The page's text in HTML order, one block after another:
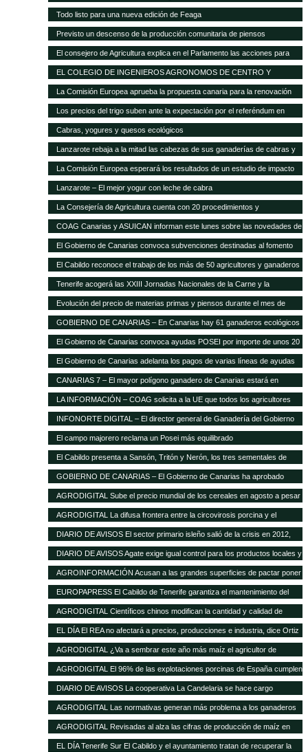
reivindicación al respeto del reglamento europeo sobre el POSEI
Todo listo para una nueva edición de Feaga
Previsto un descenso de la producción comunitaria de piensos
compuestos en 2014
El consejero de Agricultura explica en el Parlamento las acciones para
mejorar la situación de la ganadería canaria
EL COLEGIO DE INGENIEROS AGRONOMOS DE CENTRO Y
CANARIAS ofrece una sesión gratuita sobre Bioseguridad y gestión de
las explotaciones en ganadería
La Comisión Europea aprueba la propuesta canaria para la renovación
del AIEM
Los precios del trigo suben ante la expectación por el referéndum en
Crimea
Cabras, yogures y quesos ecológicos
Lanzarote rebaja a la mitad las cabezas de sus ganaderías de cabras y
ovejas Las exigencias de Europa para conceder las ayudas deja unas
12.000 cabezas caprinas y casi 4.000 ovinas
La Comisión Europea esperará los resultados de un estudio de impacto
para modificar el POSEI
Lanzarote – El mejor yogur con leche de cabra
La Consejería de Agricultura cuenta con 20 procedimientos y
servicios»on-line»
COAG Canarias y ASUICAN informan este lunes sobre las novedades de
la Ley de la Cadena Alimentaria
El Gobierno de Canarias convoca subvenciones destinadas al fomento
de razas ganaderas autóctonas
El Cabildo reconoce el trabajo de los más de 50 agricultores y ganaderos
Tenerife acogerá las XXIII Jornadas Nacionales de la Carne y la
Seguridad Alimentaria de AVESA
Evolución del precio de materias primas y piensos durante el mes de
enero
GOBIERNO DE CANARIAS – En Canarias hay 61 ganaderos ecológicos
El Gobierno de Canarias convoca ayudas POSEI por importe de unos 20
millones de euros
El Gobierno de Canarias adelanta los pagos de varias líneas de ayudas
del POSEI ganadero
CANARIAS 7 – El mayor polígono ganadero de Canarias estará en
Corralillos
LA INFORMACIÓN – COAG solicita a la UE que todos los agricultores
tengan el mismo porcentaje de financiación en el POSEI
INFONORTE DIGITAL – El director general de Ganadería del Gobierno
de Canarias visita La Aldea
El campo majorero reclama un Posei más equilibrado
El Cabildo presenta a Sansón, Tritón y Nerón, los tres sementales de
cochino negro
GOBIERNO DE CANARIAS – El Gobierno de Canarias ha aprobado
medidas que suponen 20 millones extra en ayudas a la agricultura y
ganadería
AGRODIGITAL Sube el precio mundial de los cereales en agosto a pesar
de las buenas perspectivas de producción
AGRODIGITAL La difusa frontera entre la circovirosis porcina y el
complejo respiratorio porcino
DIARIO DE AVISOS El sector primario isleño salió de la crisis en 2012,
cuando creció el 8%
DIARIO DE AVISOS Agate exige igual control para los productos locales y
los de fuera
AGROINFORMACIÓN Acusan a las grandes superficies de pactar poner
el pollo un 20% más barato como reclamo
EUROPAPRESS El Cabildo de Tenerife garantiza el mantenimiento del
Matadero y prevé una inversión de 500.000 euros en tres años
AGRODIGITAL Científicos chinos modifican la cantidad y calidad de
almidón del maíz
EL DÍA El REA no afectará a precios, producciones e industria, dice Ortiz
AGRODIGITAL ¿Va a sembrar este año más maíz el agricultor de
EEUU?
AGRODIGITAL El 96% de las explotaciones porcinas de España cumplen
la normativa de bienestar
DIARIO DE AVISOS La cooperativa La Candelaria se hace cargo
provisionalmente de Teisol
AGRODIGITAL Las normativas generan más problema a los ganaderos
que los precios de los cereales según la FNSEA
AGRODIGITAL Revisadas al alza las cifras de producción de maíz en
Argentina
EL DÍA Tenerife Sur El Cabildo y el ayuntamiento tratan de recuperar la